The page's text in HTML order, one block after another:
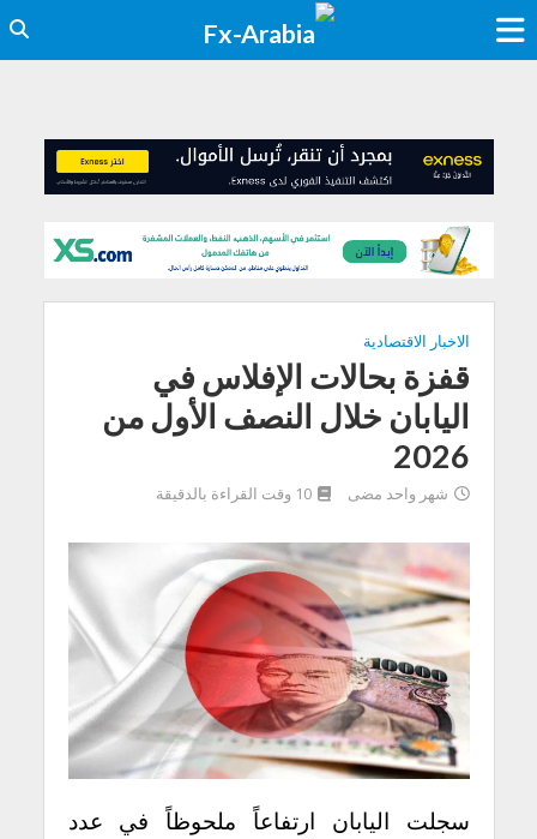
الاخبار الاقتصادية
قفزة بحالات الإفلاس في
اليابان خلال النصف الأول من
2026
شهر واحد مضى 10 وقت القراءة بالدقيقة
سجلت اليابان ارتفاعاً ملحوظاً في عدد